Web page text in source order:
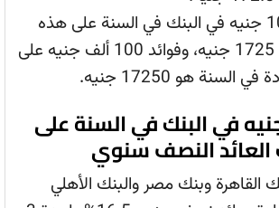
فوائد 10000 جنيه في البنك في السنة على هذه
الشهادة هو 1725 جنيه، وفوائد 100 ألف جنيه على
هو 17250 جنيه.
1000 جنيه في البنك في السنة على
العائد النصف سنوي
القاهرة وبنك مصر والبنك الأهلي